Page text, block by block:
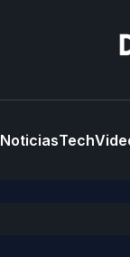
NoticiasTech